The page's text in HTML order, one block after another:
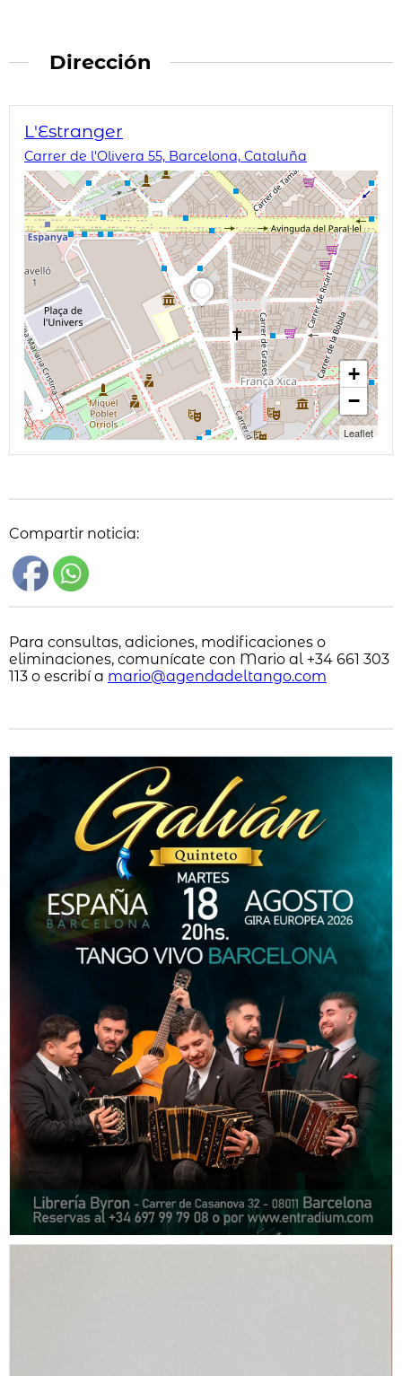
Dirección
L'Estranger
Carrer de l'Olivera 55, Barcelona, Cataluña
+
−
Leaflet
Compartir noticia:
Para consultas, adiciones, modificaciones o
eliminaciones, comunícate con Mario al +34 661 303
113 o escribí a mario@agendadeltango.com